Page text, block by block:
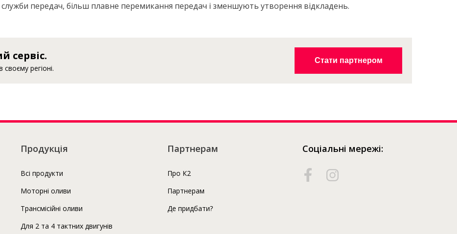
передач, більш плавне перемикання передач і зменшують утворення відкладень.
сервіс.
регіоні.
Стати партнером
Продукція Партнерам
Моторні оливи
Трансмісійні оливи
Для 2 та 4 тактних двигунів
Про К2
Партнерам
Соціальні мережі:
Де придбати?
Де
Всі продукти